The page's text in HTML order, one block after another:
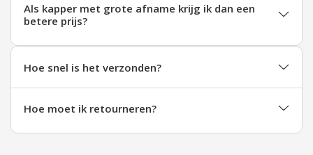
Als kapper met grote afname krijg ik dan een
betere prijs?
Hoe snel is het verzonden?
Hoe moet ik retourneren?